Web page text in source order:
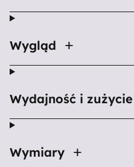
Wygląd
Wydajność i
Wymiary